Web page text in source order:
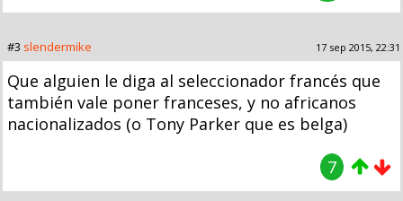
#3 slendermike 17 sep 2015, 22:31
Que alguien le diga al seleccionador francés que
también vale poner franceses, y no africanos
nacionalizados (o Tony Parker que es belga)
7